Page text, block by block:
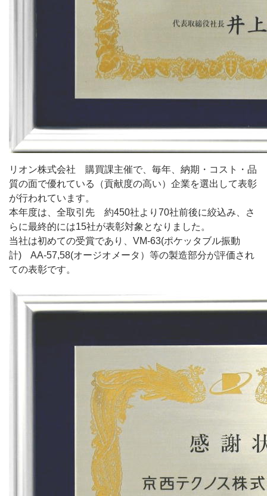
リオン株式会社 購買課主催で、毎年、納期・コスト・品
質の面で優れている（貢献度の高い）企業を選出して表彰
が行われています。
本年度は、全取引先 約450社より70社前後に絞込み、さ
らに最終的には15社が表彰対象となりました。
当社は初めての受賞であり、VM-63(ポケッタブル振動
計) AA-57,58(オージオメータ）等の製造部分が評価され
ての表彰です。